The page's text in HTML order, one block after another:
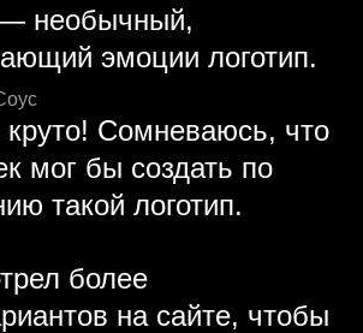
необычный,
эмоции логотип.
Сомневаюсь, что
мог бы создать по
такой логотип.
более
на сайте, чтобы